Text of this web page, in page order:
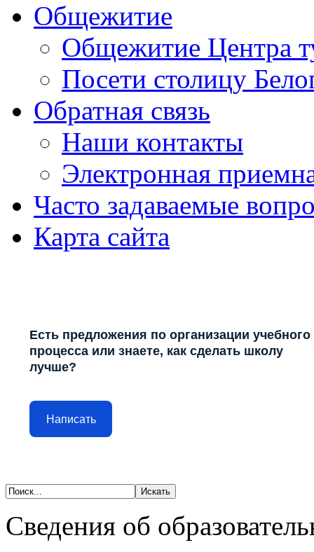
Общежитие
Общежитие Центра
Посети столицу
Обратная связь
Наши контакты
Электронная
Часто задаваемые
Карта сайта
Есть предложения по организации учебного
процесса или знаете, как сделать школу
лучше?
Написать
Сведения об